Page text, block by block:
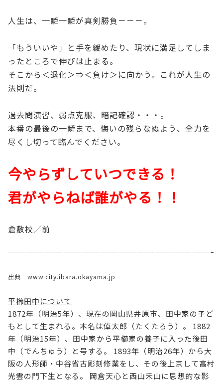
人生は、一瞬一瞬が真剣勝負－－－。
「もういいや」と手を緩めたり、現状に満足してしま
ったところで伸びは止まる。
そこから＜退化＞⇒＜負け＞に向かう。これが人生の
法則だ。
過去問演習、弱点克服、暗記確認・・・。
本番の最後の一瞬まで、悔いの残らなぬよう、全力を
尽くし切って臨んでください。
今やらずしていつできる！
君がやらねば誰がやる！！
倉敷校／前
—————————————————————————————————–
出典 www.city.ibara.okayama.jp
平櫛田中について
1872年（明治5年）、現在の岡山県井原市、田中家の子ど
もとして生まれる。本名は倬太郎（たくたろう）。 1882
年（明治15年）、田中家から平櫛家の養子に入った後田
中（でんちゅう）と号する。 1893年（明治26年）から大
阪の人形師・中谷省古彫刻修業をし、その後上京して高村
光雲の門下生となる。 岡倉天心と西山禾山に思想的な影